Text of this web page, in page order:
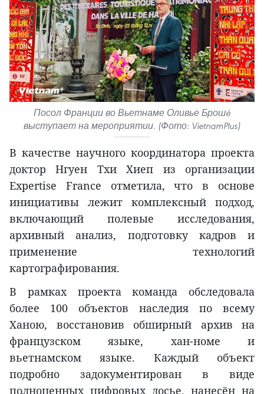
Посол Франции во Вьетнаме Оливье Брошé
выступает на мероприятии. (Фото: VietnamPlus)
В качестве научного координатора проекта
доктор Нгуен Тхи Хиеп из организации
Expertise France отметила, что в основе
инициативы лежит комплексный подход,
включающий полевые исследования,
архивный анализ, подготовку кадров и
применение технологий
картографирования.
В рамках проекта команда обследовала
более 100 объектов наследия по всему
Ханою, восстановив обширный архив на
французском языке, хан-номе и
вьетнамском языке. Каждый объект
подробно задокументирован в виде
полноценных цифровых досье, нанесён на